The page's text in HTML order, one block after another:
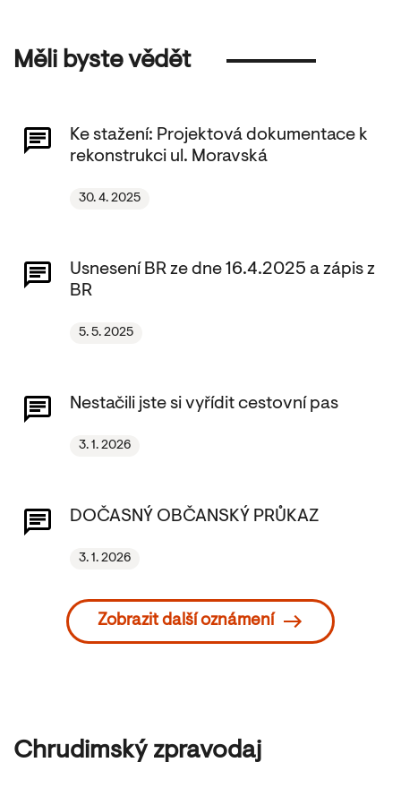
Měli byste vědět
Ke stažení: Projektová dokumentace k
rekonstrukci ul. Moravská
30. 4. 2025
Usnesení BR ze dne 16.4.2025 a zápis z
BR
5. 5. 2025
Nestačili jste si vyřídit cestovní pas
3. 1. 2026
DOČASNÝ OBČANSKÝ PRŮKAZ
3. 1. 2026
Zobrazit další oznámení
Chrudimský zpravodaj